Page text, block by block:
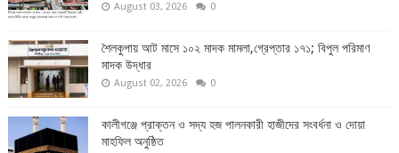
August 03, 2026 0
শৈলকুপায় আট মাসে ১০২ মাদক মামলা,গ্রেপ্তার ১৭১; বিপুল পরিমাণ
মাদক উদ্ধার
August 02, 2026 0
কালীগঞ্জে প্রাক্তন ও সদ্য হজ পালনকারী হাজীদের সংবর্ধনা ও দোয়া
মাহফিল অনুষ্ঠিত